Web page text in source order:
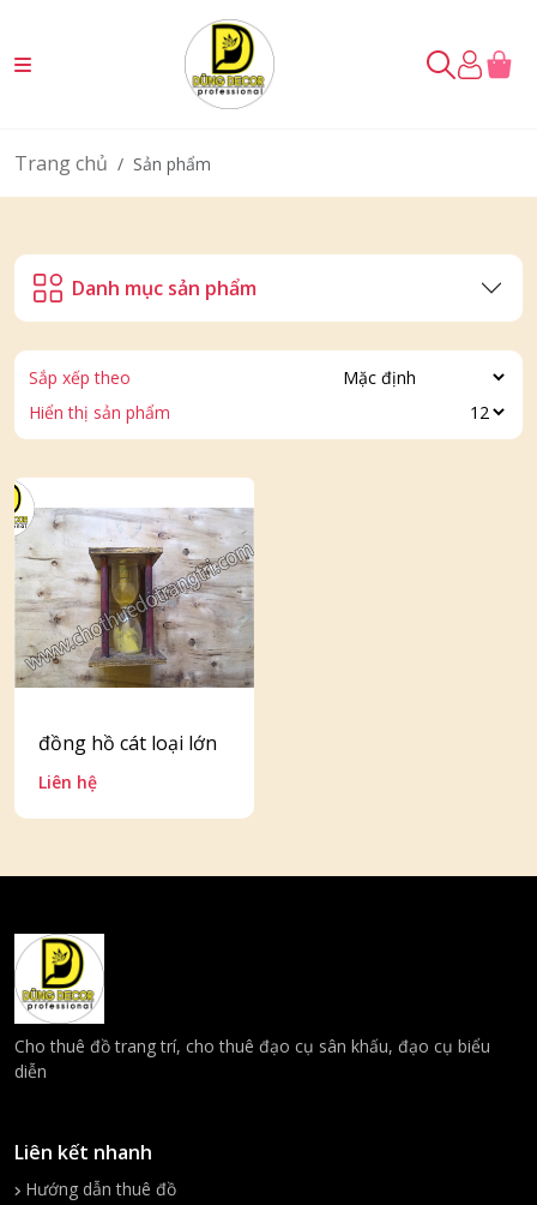
Trang chủ Sản phẩm
Danh mục sản phẩm
Sắp xếp theo
Hiển thị sản phẩm
đồng hồ cát loại lớn
Liên hệ
Cho thuê đồ trang trí, cho thuê đạo cụ sân khấu, đạo cụ biểu
diễn
Liên kết nhanh
Hướng dẫn thuê đồ